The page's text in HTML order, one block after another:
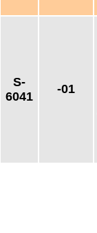
S-
6041
-01